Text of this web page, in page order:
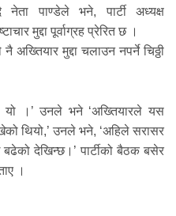
नेता पाण्डेले भने, पार्टी अध्यक्ष
मुद्दा पूर्वाग्रह प्रेरित छ ।
अख्तियार मुद्दा चलाउन नपर्ने चिठ्ठी
यो ।’ उनले भने ‘अख्तियारले यस
थियो,’ उनले भने, ‘अहिले सरासर
बढेको देखिन्छ।’ पार्टीको बैठक बसेर
।